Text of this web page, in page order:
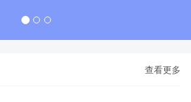
查看更多